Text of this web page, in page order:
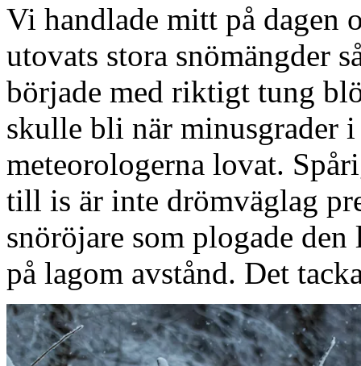
Vi handlade mitt på dagen
utovats stora snömängder
började med riktigt tung
skulle bli när minusgrader
meteorologerna lovat.
till is är inte drömväglag
snöröjare som plogade
på lagom avstånd. Det